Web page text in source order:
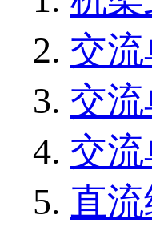
交
交
交
直